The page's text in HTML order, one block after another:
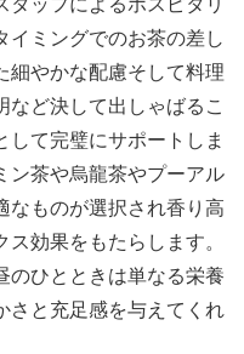
ッフによるホスピタリ
イミングでのお茶の差し
細やかな配慮そして料理
ど決して出しゃばるこ
して完璧にサポートしま
ン茶や烏龍茶やプーアル
なものが選択され香り高
効果をもたらします。
のひとときは単なる栄養
さと充足感を与えてくれ